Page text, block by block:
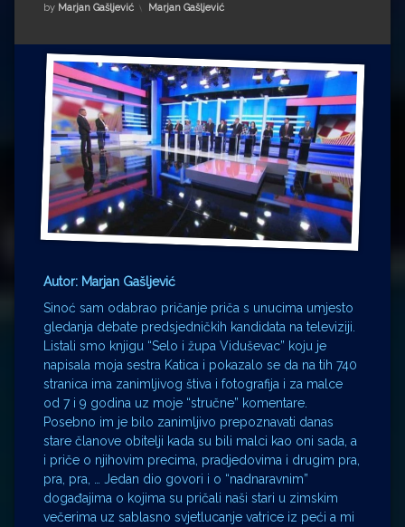
Impressum
Milenko Strižak
Drugi autori
Drugi autori
Matea Andrić
Ljiljana Lekanić-Kljaić
Željko Krznarić
Mario Lovreković
by Marjan Gašljević Kategorije:
Marjan Gašljević
Autor: Marjan Gašljević
Sinoć sam odabrao pričanje priča s unucima umjesto
gledanja debate predsjedničkih kandidata na televiziji.
Listali smo knjigu “Selo i župa Viduševac” koju je
napisala moja sestra Katica i pokazalo se da na tih 740
stranica ima zanimljivog štiva i fotografija i za malce
od 7 i 9 godina uz moje “stručne” komentare.
Posebno im je bilo zanimljivo prepoznavati danas
stare članove obitelji kada su bili malci kao oni sada, a
i priče o njihovim precima, pradjedovima i drugim pra,
pra, pra, … Jedan dio govori i o “nadnaravnim”
događajima o kojima su pričali naši stari u zimskim
večerima uz sablasno svjetlucanje vatrice iz peći a mi